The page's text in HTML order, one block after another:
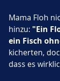
Mama Floh
hinzu: "Ein
ein Fisch
kicherten,
dass es